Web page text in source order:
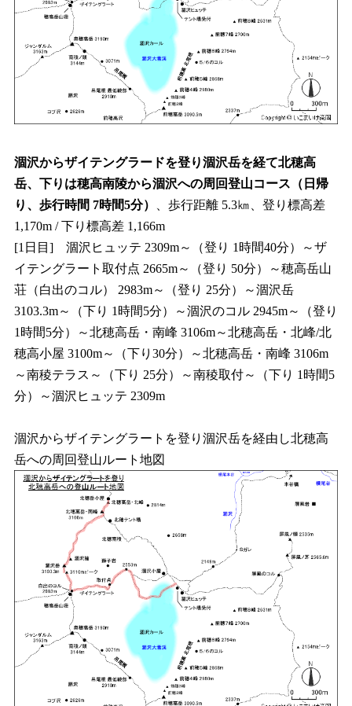
涸沢からザイテングラードを登り涸沢岳を経て北穂高
岳、下りは穂高南陵から涸沢への周回登山コース（日帰
り、歩行時間 7時間5分）
、歩行距離 5.3㎞、登り標高差
1,170m / 下り標高差 1,166m
[1日目] 涸沢ヒュッテ 2309m～（登り 1時間40分）～ザ
イテングラート取付点 2665m～（登り 50分）～穂高岳山
荘（白出のコル） 2983m～（登り 25分）～涸沢岳
3103.3m～（下り 1時間5分）～涸沢のコル 2945m～（登り
1時間5分）～北穂高岳・南峰 3106m～北穂高岳・北峰/北
穂高小屋 3100m～（下り30分）～北穂高岳・南峰 3106m
～南稜テラス～（下り 25分）～南稜取付～（下り 1時間5
分）～涸沢ヒュッテ 2309m
涸沢からザイテングラートを登り涸沢岳を経由し北穂高
岳への周回登山ルート地図